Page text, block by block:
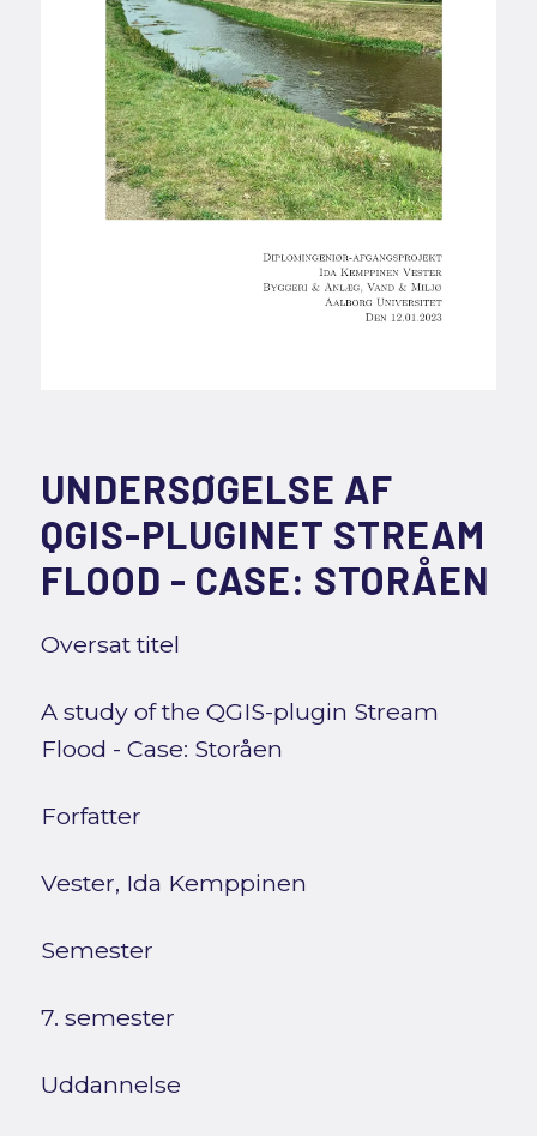
UNDERSØGELSE AF
QGIS-PLUGINET STREAM
FLOOD - CASE: STORÅEN
Oversat titel
A study of the QGIS-plugin Stream
Flood - Case: Storåen
Forfatter
Vester, Ida Kemppinen
Semester
7. semester
Uddannelse